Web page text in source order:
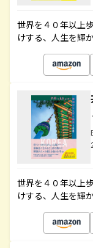
世界を４０年以上
けする、人生を輝
世界を４０年以上
けする、人生を輝